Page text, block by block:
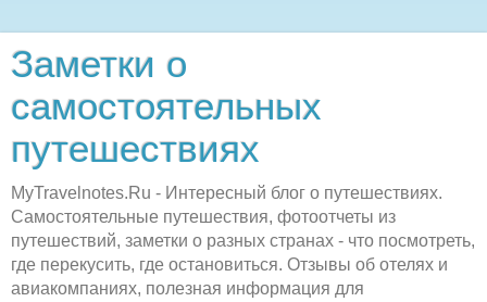
Заметки о
самостоятельных
путешествиях
MyTravelnotes.Ru - Интересный блог о путешествиях.
Самостоятельные путешествия, фотоотчеты из
путешествий, заметки о разных странах - что посмотреть,
где перекусить, где остановиться. Отзывы об отелях и
авиакомпаниях, полезная информация для